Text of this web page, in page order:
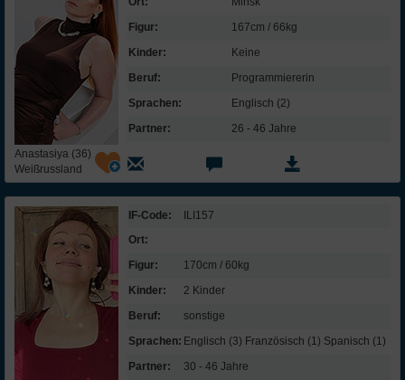
Anastasiya (36)
Weißrussland
Figur:
167cm / 66kg
Kinder:
Keine
Beruf:
Programmiererin
Sprachen:
Englisch (2)
Partner:
26 - 46 Jahre
IF-Code:
ILI157
Ort:
Figur:
170cm / 60kg
Kinder:
2 Kinder
Beruf:
sonstige
Sprachen: Englisch (3) Französisch (1) Spanisch (1)
Partner:
30 - 46 Jahre